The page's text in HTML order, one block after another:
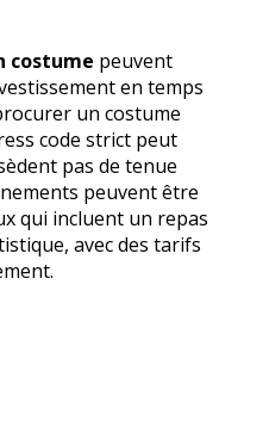
costume peuvent
en temps
un costume
code strict peut
pas de tenue
peuvent être
qui incluent un repas
avec des tarifs